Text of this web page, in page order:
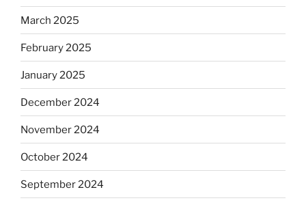
March 2025
February 2025
January 2025
December 2024
November 2024
October 2024
September 2024